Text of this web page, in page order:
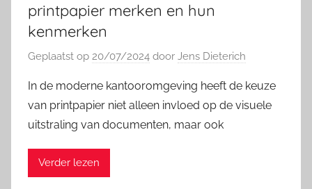
printpapier merken en hun
kenmerken
Geplaatst op 20/07/2024 door Jens Dieterich
In de moderne kantooromgeving heeft de keuze
van printpapier niet alleen invloed op de visuele
uitstraling van documenten, maar ook
Verder lezen